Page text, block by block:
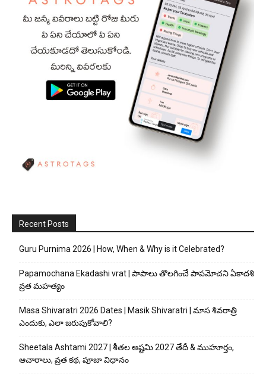
Recent Posts
Guru Purnima 2026 | How, When & Why is it Celebrated?
Papamochana Ekadashi vrat | పాపాలు తొలగించే పాపమోచని ఏకాదశి
వ్రత మహత్యం
Masa Shivaratri 2026 Dates | Masik Shivaratri | మాస శివరాత్రి
ఎందుకు, ఎలా జరుపుకోవాలి?
Sheetala Ashtami 2027 | శీతల అష్టమి 2027 తేదీ & ముహూర్తం,
ఆచారాలు, వ్రత కథ, పూజా విధానం